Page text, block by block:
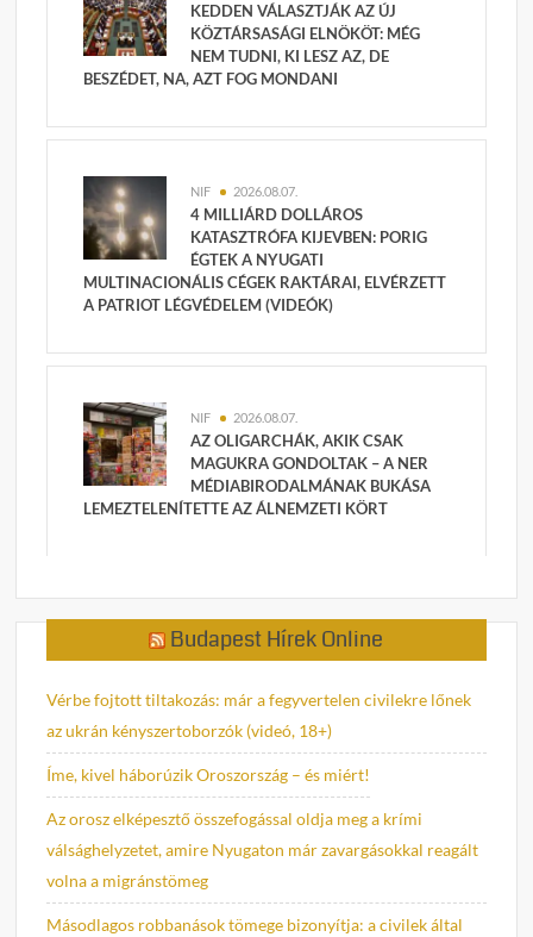
KEDDEN VÁLASZTJÁK AZ ÚJ
KÖZTÁRSASÁGI ELNÖKÖT: MÉG
NEM TUDNI, KI LESZ AZ, DE
BESZÉDET, NA, AZT FOG MONDANI
NIF 2026.08.07.
4 MILLIÁRD DOLLÁROS
KATASZTRÓFA KIJEVBEN: PORIG
ÉGTEK A NYUGATI
MULTINACIONÁLIS CÉGEK RAKTÁRAI, ELVÉRZETT
A PATRIOT LÉGVÉDELEM (VIDEÓK)
NIF 2026.08.07.
AZ OLIGARCHÁK, AKIK CSAK
MAGUKRA GONDOLTAK – A NER
MÉDIABIRODALMÁNAK BUKÁSA
LEMEZTELENÍTETTE AZ ÁLNEMZETI KÖRT
Budapest Hírek Online
Vérbe fojtott tiltakozás: már a fegyvertelen civilekre lőnek
az ukrán kényszertoborzók (videó, 18+)
Íme, kivel háborúzik Oroszország – és miért!
Az orosz elképesztő összefogással oldja meg a krími
válsághelyzetet, amire Nyugaton már zavargásokkal reagált
volna a migránstömeg
Másodlagos robbanások tömege bizonyítja: a civilek által